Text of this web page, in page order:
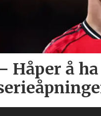
Håper å